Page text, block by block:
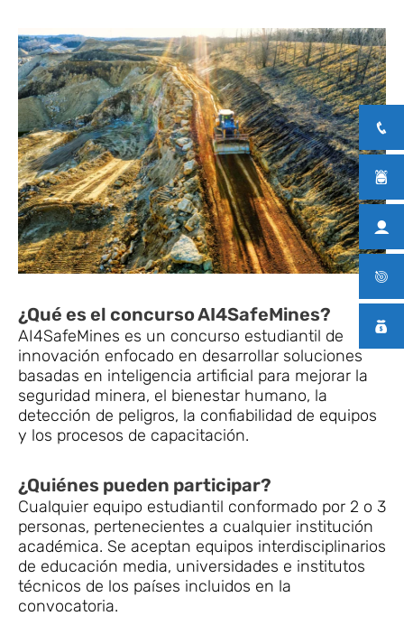
¿Qué es el concurso AI4SafeMines?
AI4SafeMines es un concurso estudiantil de
innovación enfocado en desarrollar soluciones
basadas en inteligencia artificial para mejorar la
seguridad minera, el bienestar humano, la
detección de peligros, la confiabilidad de equipos
y los procesos de capacitación.
¿Quiénes pueden participar?
Cualquier equipo estudiantil conformado por 2 o 3
personas, pertenecientes a cualquier institución
académica. Se aceptan equipos interdisciplinarios
de educación media, universidades e institutos
técnicos de los países incluidos en la
convocatoria.